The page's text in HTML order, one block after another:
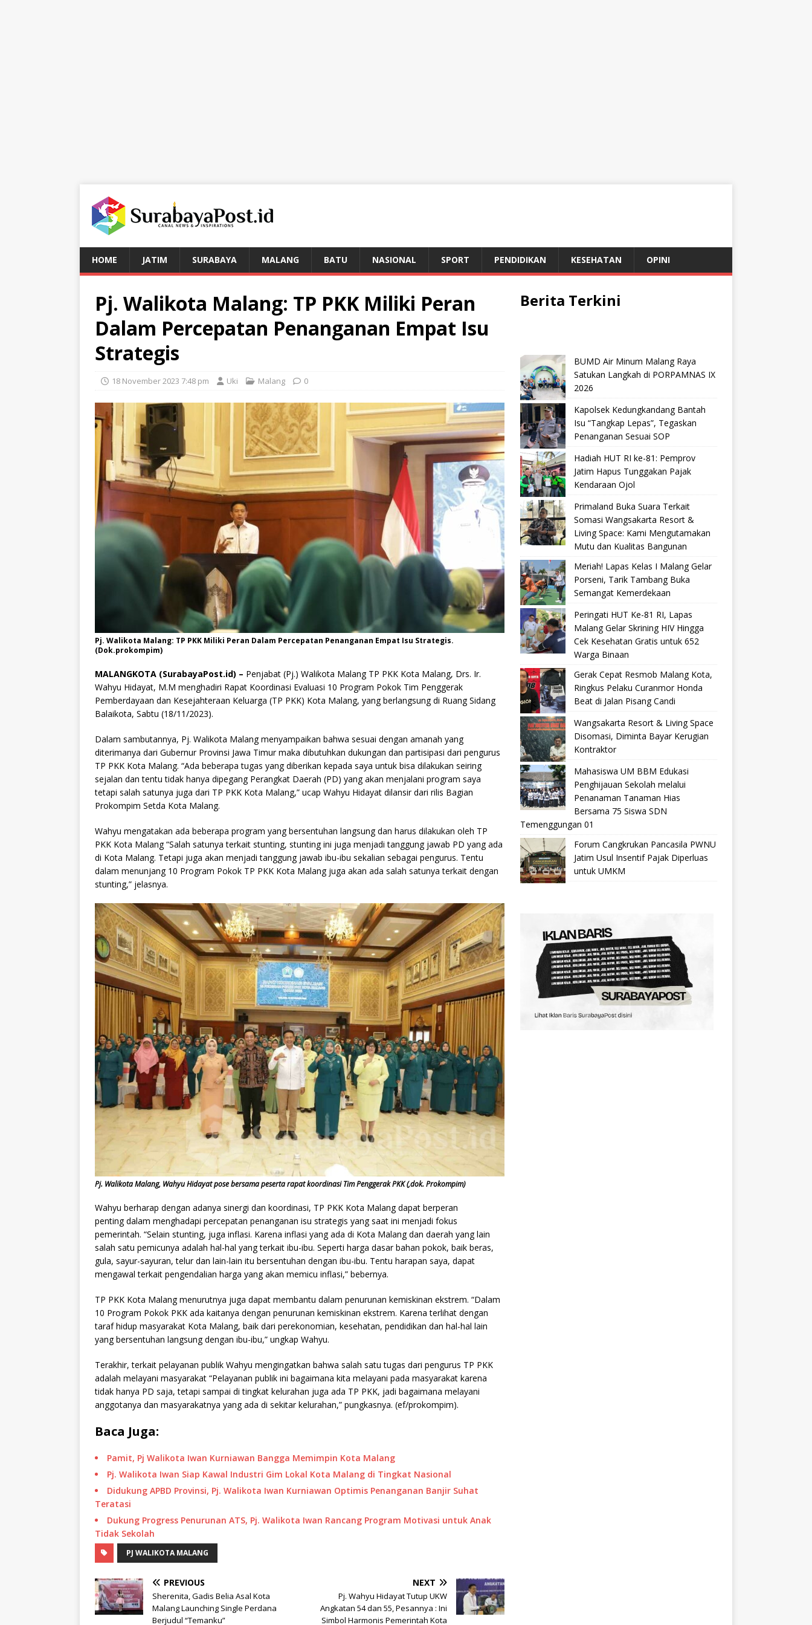
HOME JATIM SURABAYA MALANG BATU NASIONAL SPORT PENDIDIKAN KESEHATAN OPINI
Pj. Walikota Malang: TP PKK Miliki Peran
Dalam Percepatan Penanganan Empat Isu
Strategis
18 November 2023 7:48 pm Uki Malang 0
Pj. Walikota Malang: TP PKK Miliki Peran Dalam Percepatan Penanganan Empat Isu Strategis.
(Dok.prokompim)
MALANGKOTA (SurabayaPost.id) – Penjabat (Pj.) Walikota Malang TP PKK Kota Malang, Drs. Ir.
Wahyu Hidayat, M.M menghadiri Rapat Koordinasi Evaluasi 10 Program Pokok Tim Penggerak
Pemberdayaan dan Kesejahteraan Keluarga (TP PKK) Kota Malang, yang berlangsung di Ruang Sidang
Balaikota, Sabtu (18/11/2023).
Dalam sambutannya, Pj. Walikota Malang menyampaikan bahwa sesuai dengan amanah yang
diterimanya dari Gubernur Provinsi Jawa Timur maka dibutuhkan dukungan dan partisipasi dari pengurus
TP PKK Kota Malang. “Ada beberapa tugas yang diberikan kepada saya untuk bisa dilakukan seiring
sejalan dan tentu tidak hanya dipegang Perangkat Daerah (PD) yang akan menjalani program saya
tetapi salah satunya juga dari TP PKK Kota Malang,” ucap Wahyu Hidayat dilansir dari rilis Bagian
Prokompim Setda Kota Malang.
Wahyu mengatakan ada beberapa program yang bersentuhan langsung dan harus dilakukan oleh TP
PKK Kota Malang “Salah satunya terkait stunting, stunting ini juga menjadi tanggung jawab PD yang ada
di Kota Malang. Tetapi juga akan menjadi tanggung jawab ibu-ibu sekalian sebagai pengurus. Tentu
dalam menunjang 10 Program Pokok TP PKK Kota Malang juga akan ada salah satunya terkait dengan
stunting,” jelasnya.
Pj. Walikota Malang, Wahyu Hidayat pose bersama peserta rapat koordinasi Tim Penggerak PKK (,dok. Prokompim)
Wahyu berharap dengan adanya sinergi dan koordinasi, TP PKK Kota Malang dapat berperan
penting dalam menghadapi percepatan penanganan isu strategis yang saat ini menjadi fokus
pemerintah. “Selain stunting, juga inflasi. Karena inflasi yang ada di Kota Malang dan daerah yang lain
salah satu pemicunya adalah hal-hal yang terkait ibu-ibu. Seperti harga dasar bahan pokok, baik beras,
gula, sayur-sayuran, telur dan lain-lain itu bersentuhan dengan ibu-ibu. Tentu harapan saya, dapat
mengawal terkait pengendalian harga yang akan memicu inflasi,” bebernya.
TP PKK Kota Malang menurutnya juga dapat membantu dalam penurunan kemiskinan ekstrem. “Dalam
10 Program Pokok PKK ada kaitanya dengan penurunan kemiskinan ekstrem. Karena terlihat dengan
taraf hidup masyarakat Kota Malang, baik dari perekonomian, kesehatan, pendidikan dan hal-hal lain
yang bersentuhan langsung dengan ibu-ibu,” ungkap Wahyu.
Terakhir, terkait pelayanan publik Wahyu mengingatkan bahwa salah satu tugas dari pengurus TP PKK
adalah melayani masyarakat “Pelayanan publik ini bagaimana kita melayani pada masyarakat karena
tidak hanya PD saja, tetapi sampai di tingkat kelurahan juga ada TP PKK, jadi bagaimana melayani
anggotanya dan masyarakatnya yang ada di sekitar kelurahan,” pungkasnya. (ef/prokompim).
Baca Juga:
Pamit, Pj Walikota Iwan Kurniawan Bangga Memimpin Kota Malang
Pj. Walikota Iwan Siap Kawal Industri Gim Lokal Kota Malang di Tingkat Nasional
Didukung APBD Provinsi, Pj. Walikota Iwan Kurniawan Optimis Penanganan Banjir Suhat
Teratasi
Dukung Progress Penurunan ATS, Pj. Walikota Iwan Rancang Program Motivasi untuk Anak
Tidak Sekolah
PJ WALIKOTA MALANG
PREVIOUS
Sherenita, Gadis Belia Asal Kota
Malang Launching Single Perdana
Berjudul “Temanku”
NEXT
Pj. Wahyu Hidayat Tutup UKW
Angkatan 54 dan 55, Pesannya : Ini
Simbol Harmonis Pemerintah Kota
Berita Terkini
BUMD Air Minum Malang Raya
Satukan Langkah di PORPAMNAS IX
2026
Kapolsek Kedungkandang Bantah
Isu “Tangkap Lepas”, Tegaskan
Penanganan Sesuai SOP
Hadiah HUT RI ke-81: Pemprov
Jatim Hapus Tunggakan Pajak
Kendaraan Ojol
Primaland Buka Suara Terkait
Somasi Wangsakarta Resort &
Living Space: Kami Mengutamakan
Mutu dan Kualitas Bangunan
Meriah! Lapas Kelas I Malang Gelar
Porseni, Tarik Tambang Buka
Semangat Kemerdekaan
Peringati HUT Ke-81 RI, Lapas
Malang Gelar Skrining HIV Hingga
Cek Kesehatan Gratis untuk 652
Warga Binaan
Gerak Cepat Resmob Malang Kota,
Ringkus Pelaku Curanmor Honda
Beat di Jalan Pisang Candi
Wangsakarta Resort & Living Space
Disomasi, Diminta Bayar Kerugian
Kontraktor
Mahasiswa UM BBM Edukasi
Penghijauan Sekolah melalui
Penanaman Tanaman Hias
Bersama 75 Siswa SDN
Temenggungan 01
Forum Cangkrukan Pancasila PWNU
Jatim Usul Insentif Pajak Diperluas
untuk UMKM